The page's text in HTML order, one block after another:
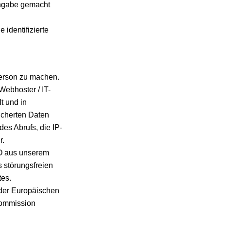
gemacht
identifizierte
zu machen.
/ IT-
und in
Daten
Abrufs, die IP-
aus unserem
störungsfreien
Europäischen